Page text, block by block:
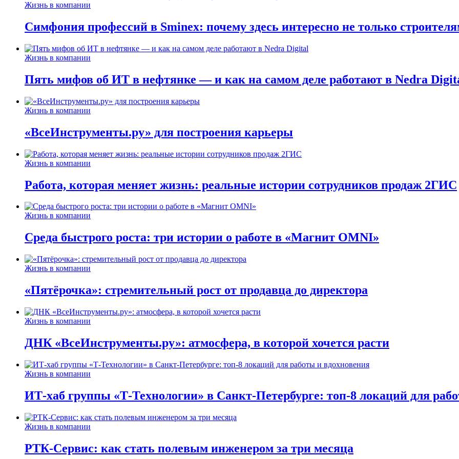
Жизнь в компании
Симфония профессий в Sminex: почему здесь интересно не только
Жизнь в компании
Пять мифов об ИТ в нефтянке — и как на самом деле работают в Nedra
Жизнь в компании
«ВсеИнструменты.ру» для построения карьеры
Жизнь в компании
Работа, которая меняет жизнь: реальные истории сотрудников продаж 2ГИС
Жизнь в компании
Среда быстрого роста: три истории о работе в «Магнит OMNI»
Жизнь в компании
«Пятёрочка»: стремительный рост от продавца до директора
Жизнь в компании
ДНК «ВсеИнструменты.ру»: атмосфера, в которой хочется расти
Жизнь в компании
ИТ-хаб группы «Т-Технологии» в Санкт-Петербурге: топ-8 локаций для
Жизнь в компании
РТК-Сервис: как стать полевым инженером за три месяца